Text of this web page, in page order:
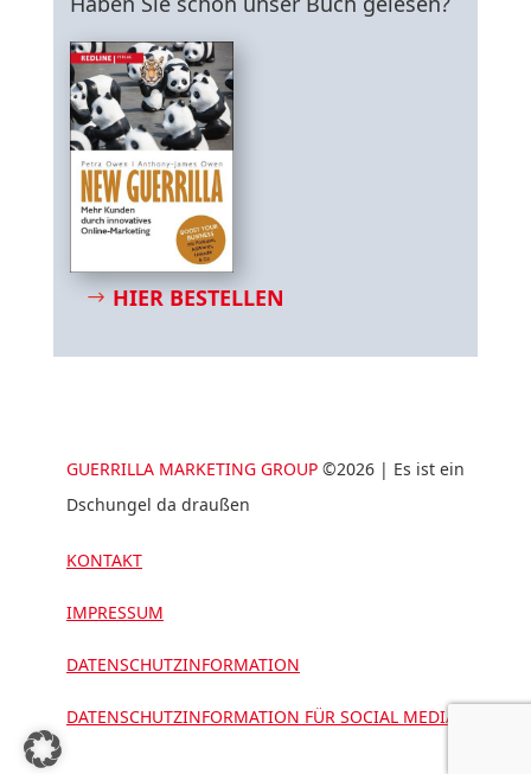
HIER BESTELLEN
GUERRILLA MARKETING GROUP ©2026 | Es ist ein
Dschungel da draußen
KONTAKT
IMPRESSUM
DATENSCHUTZINFORMATION
DATENSCHUTZINFORMATION FÜR SOCIAL MEDIA